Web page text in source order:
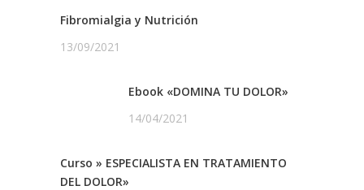
Fibromialgia y Nutrición
13/09/2021
Ebook «DOMINA TU DOLOR»
14/04/2021
Curso » ESPECIALISTA EN TRATAMIENTO
DEL DOLOR»